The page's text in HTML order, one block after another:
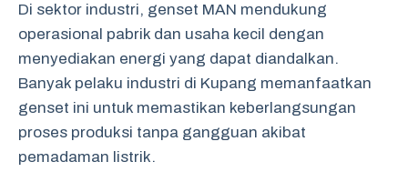
Di sektor industri, genset MAN mendukung
operasional pabrik dan usaha kecil dengan
menyediakan energi yang dapat diandalkan.
Banyak pelaku industri di Kupang memanfaatkan
genset ini untuk memastikan keberlangsungan
proses produksi tanpa gangguan akibat
pemadaman listrik.